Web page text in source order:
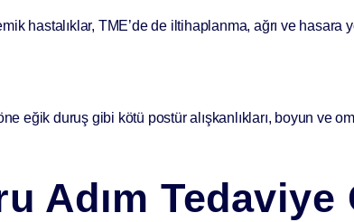
hastalıklar, TME’de de iltihaplanma, ağrı ve hasara
eğik duruş gibi kötü postür alışkanlıkları, boyun ve
Adım Tedaviye